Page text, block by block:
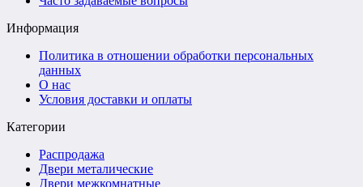
Информация
Политика в отношении обработки персональных
данных
О нас
Условия доставки и оплаты
Категории
Распродажа
Двери металические
Двери межкомнатные